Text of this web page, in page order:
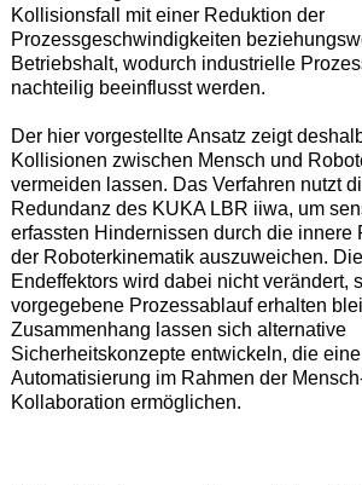
Kollisionsfall mit einer Reduktion der
Prozessgeschwindigkeiten
Betriebshalt, wodurch industrielle
nachteilig beeinflusst werden.
Der hier vorgestellte Ansatz zeigt
Kollisionen zwischen Mensch und
vermeiden lassen. Das Verfahren nutzt
Redundanz des KUKA LBR iiwa, um
erfassten Hindernissen durch die innere
der Roboterkinematik auszuweichen.
Endeffektors wird dabei nicht verändert,
vorgegebene Prozessablauf erhalten
Zusammenhang lassen sich alternative
Sicherheitskonzepte entwickeln, die
Automatisierung im Rahmen der
Kollaboration ermöglichen.